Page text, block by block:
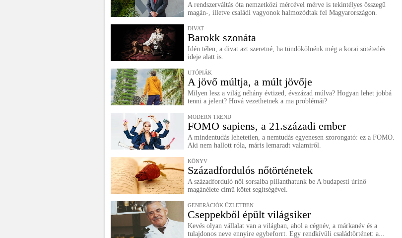
A rendszerváltás óta nemzetközi mércével mérve is tekintélyes összegű
magán-, illetve családi vagyonok halmozódtak fel Magyarországon.
DIVAT
Barokk szonáta
Idén télen, a divat azt szeretné, ha tündökölnénk még a korai sötétedés
ideje alatt is.
UTÓPIÁK
A jövő múltja, a múlt jövője
Milyen lesz a világ néhány évtized, évszázad múlva? Hogyan lehet jobbá
tenni a jelent? Hová vezethetnek a ma problémái?
MODERN TREND
FOMO sapiens, a 21.századi ember
A mindentudás lehetetlen, a nemtudás egyenesen szorongató: ez a FOMO.
Aki nem hallott róla, máris lemaradt valamiről.
KÖNYV
Századfordulós nőtörténetek
A századforduló női sorsaiba pillanthatunk be A budapesti úrinő
magánélete című kötet segítségével.
GENERÁCIÓK ÜZLETBEN
Cseppekből épült világsiker
Kevés olyan vállalat van a világban, ahol a cégnév, a márkanév és a
tulajdonos neve ennyire egybeforrt. Egy rendkívüli családtörténet: a...